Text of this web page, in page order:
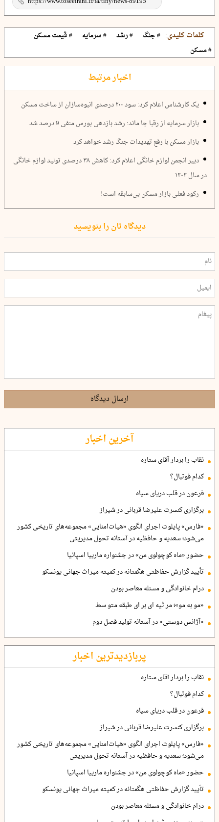
کلمات کلیدی: # جنگ # رشد # سرمایه
# قیمت مسکن
# مسکن
اخبار مرتبط
یک کارشناس اعلام کرد: سود ۲۰۰ درصدی انبوه‌سازان از ساخت مسکن
بازار سرمایه از رقبا جا ماند: رشد بازدهی بورس منفی 9 درصد شد
بازار مسکن با رفع تهدیدات جنگ رشد خواهد کرد
دبیر انجمن لوازم خانگی اعلام کرد: کاهش ۳۸ درصدی تولید لوازم خانگی
در سال ۱۴۰۴
رکود فعلی بازار مسکن بی‌سابقه است!
دیدگاه تان را بنویسید
ارسال دیدگاه
آخرین اخبار
نقاب را بردار آقای ستاره
کدام فوتبال؟
فرعون در قلب دریای سیاه
برگزاری کنسرت علیرضا قربانی در شیراز
«فارس» پایلوت اجرای الگوی «هیات‌امنایی» مجموعه‌های تاریخی کشور
می‌شود؛ سعدیه و حافظیه در آستانه تحول مدیریتی
حضور «ماه کوچولوی من» در جشنواره ماربیا اسپانیا
تأیید گزارش حفاظتی هگمتانه در کمیته میراث جهانی یونسکو
درام خانوادگی و مسئله معاصر بودن
«مو به مو»؛ مر ثیه ای بر ای طبقه متو سط
«آژانس دوستی» در آستانه تولید فصل دوم
پربازدیدترین اخبار
نقاب را بردار آقای ستاره
کدام فوتبال؟
فرعون در قلب دریای سیاه
برگزاری کنسرت علیرضا قربانی در شیراز
«فارس» پایلوت اجرای الگوی «هیات‌امنایی» مجموعه‌های تاریخی کشور
می‌شود؛ سعدیه و حافظیه در آستانه تحول مدیریتی
حضور «ماه کوچولوی من» در جشنواره ماربیا اسپانیا
تأیید گزارش حفاظتی هگمتانه در کمیته میراث جهانی یونسکو
درام خانوادگی و مسئله معاصر بودن